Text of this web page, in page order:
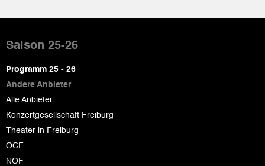
de
page
Saison 25-26
Programm 25 - 26
Andere Anbieter
Alle Anbieter
Konzertgesellschaft Freiburg
Theater in Freiburg
OCF
NOF